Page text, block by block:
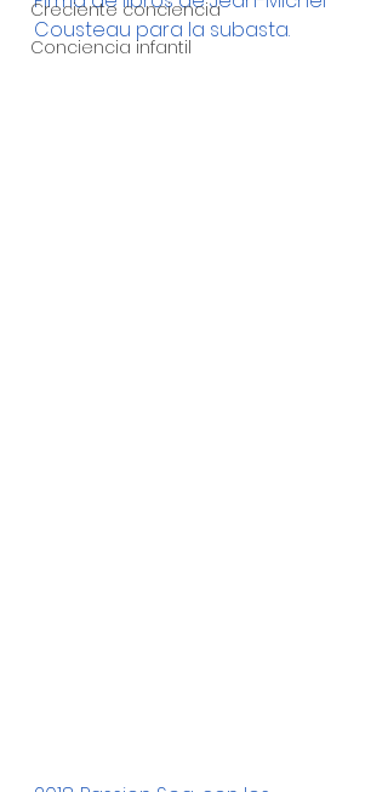
Creciente conciencia
Conciencia infantil
Cousteau para la subasta.